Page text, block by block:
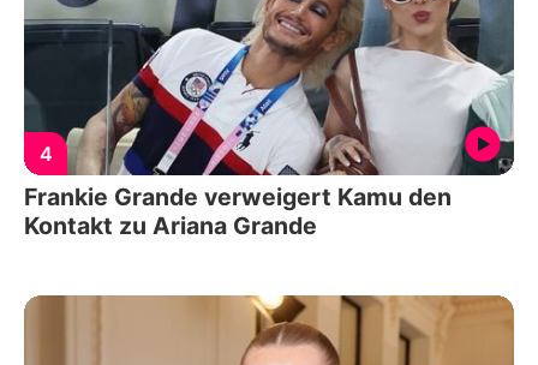
4
Frankie Grande verweigert Kamu den
Kontakt zu Ariana Grande